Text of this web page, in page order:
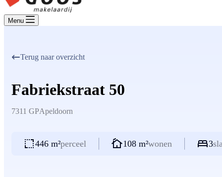
Menu
Terug naar overzicht
Fabriekstraat 50
7311 GPApeldoorn
446 m²perceel 108 m²wonen 3